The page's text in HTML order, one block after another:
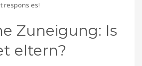
respons es!
Zuneigung: Is
eltern?